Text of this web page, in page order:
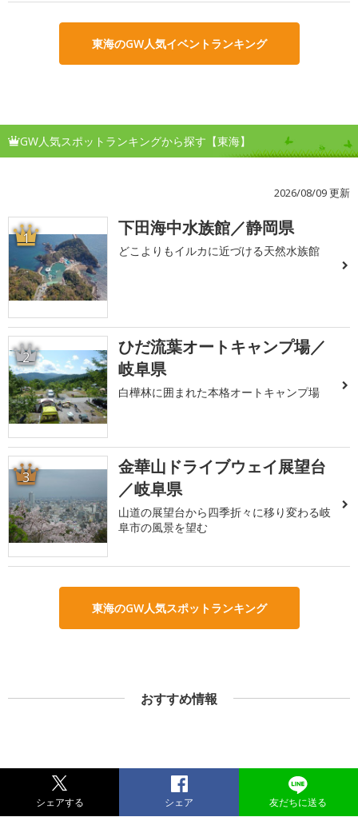
東海のGW人気イベントランキング
GW人気スポットランキングから探す【東海】
2026/08/09 更新
1 下田海中水族館／静岡県
どこよりもイルカに近づける天然水族館
2
ひだ流葉オートキャンプ場／
岐阜県
白樺林に囲まれた本格オートキャンプ場
3
金華山ドライブウェイ展望台
／岐阜県
山道の展望台から四季折々に移り変わる岐
阜市の風景を望む
東海のGW人気スポットランキング
おすすめ情報
シェアする シェア 友だちに送る